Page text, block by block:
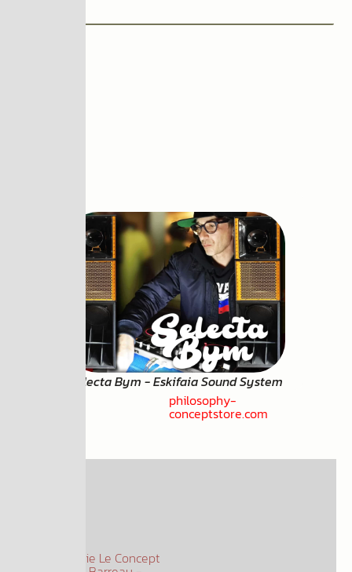
Selecta Bym - Eskifaia Sound System
Philosophie Le Concept
philosophy-
conceptstore.com